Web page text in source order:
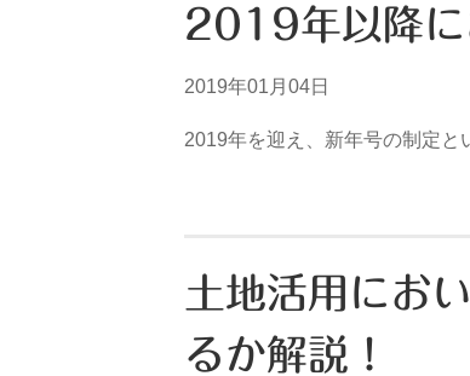
2019年以降に
2019年01月04日
2019年を迎え、新年号の制定
土地活用にお
るか解説！